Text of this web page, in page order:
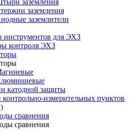
заземления
заземления
заземлители
инструментов для ЭХЗ
контроля ЭХЗ
катодной защиты
измерительных пунктов
сравнения
сравнения